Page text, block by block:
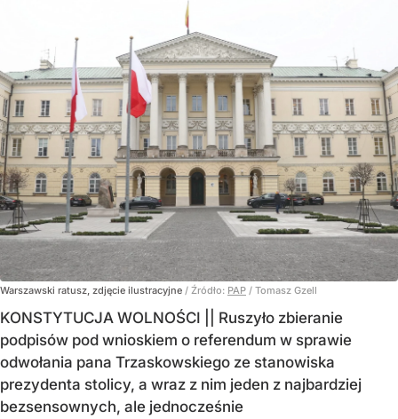
Warszawski ratusz, zdjęcie ilustracyjne / Źródło: PAP / Tomasz Gzell
KONSTYTUCJA WOLNOŚCI || Ruszyło zbieranie
podpisów pod wnioskiem o referendum w sprawie
odwołania pana Trzaskowskiego ze stanowiska
prezydenta stolicy, a wraz z nim jeden z najbardziej
bezsensownych, ale jednocześnie